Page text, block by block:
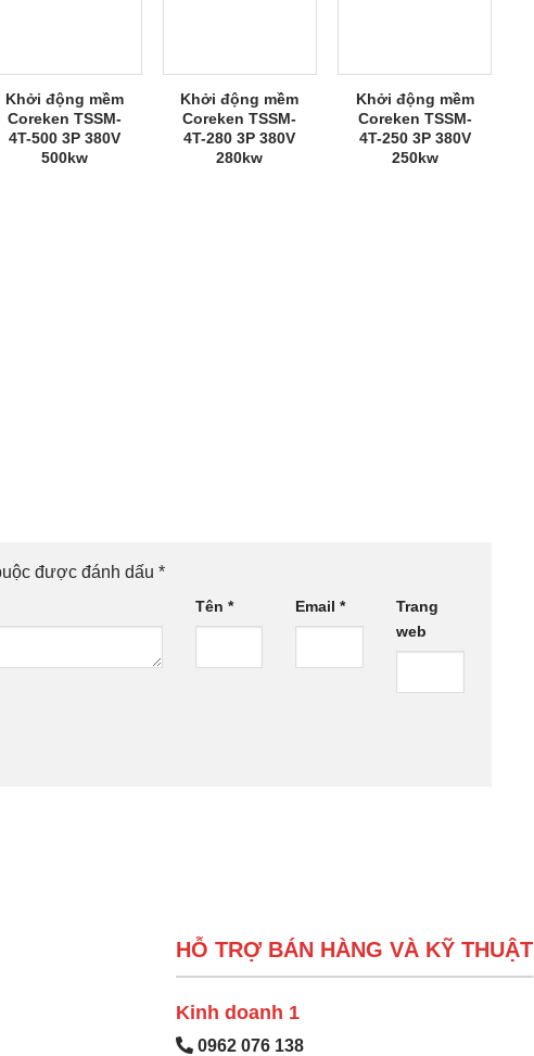
Khởi động mềm
Coreken TSSM-
4T-500 3P 380V
500kw
Khởi động mềm
Coreken TSSM-
4T-280 3P 380V
280kw
Khởi động mềm
Coreken TSSM-
4T-250 3P 380V
250kw
được đánh dấu *
Tên * Email*
Trang
web
HỖ TRỢ BÁN HÀNG VÀ KỸ THUẬT
Kinh doanh 1
0962 076 138